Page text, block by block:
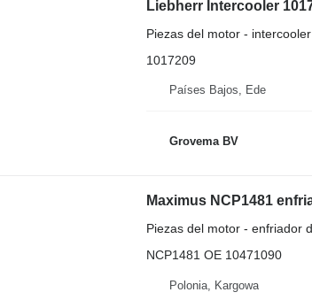
Liebherr Intercooler
Piezas del motor - intercooler
1017209
Países Bajos, Ede
Grovema BV
Maximus NCP1481
Piezas del motor - enfriador
NCP1481 OE 10471090
Polonia, Kargowa